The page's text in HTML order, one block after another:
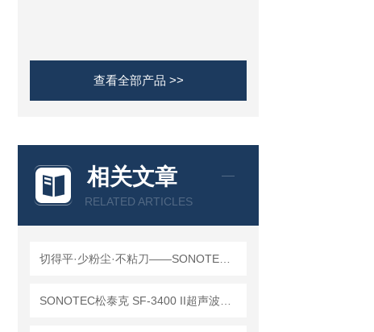
查看全部产品 >>
相关文章
RELATED ARTICLES